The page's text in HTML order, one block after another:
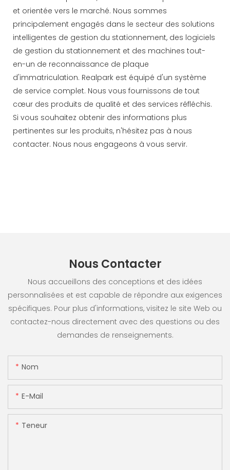
et orientée vers le marché. Nous sommes
principalement engagés dans le secteur des solutions
intelligentes de gestion du stationnement, des logiciels
de gestion du stationnement et des machines tout-
en-un de reconnaissance de plaque
d'immatriculation. Realpark est équipé d'un système
de service complet. Nous vous fournissons de tout
cœur des produits de qualité et des services réfléchis.
Si vous souhaitez obtenir des informations plus
pertinentes sur les produits, n'hésitez pas à nous
contacter. Nous nous engageons à vous servir.
Nous Contacter
Nous accueillons des conceptions et des idées
personnalisées et est capable de répondre aux exigences
spécifiques. Pour plus d'informations, visitez le site Web ou
contactez-nous directement avec des questions ou des
demandes de renseignements.
Nom
E-Mail
Teneur